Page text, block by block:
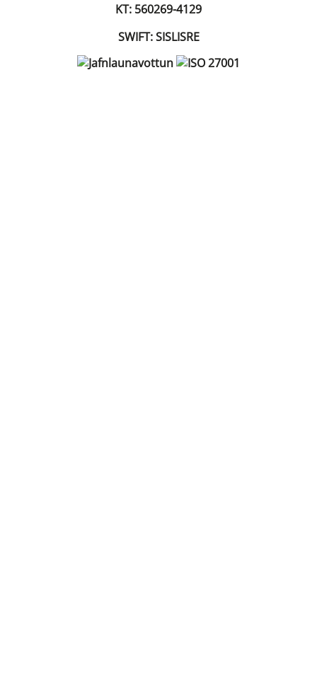
KT: 560269-4129
SWIFT: SISLISRE